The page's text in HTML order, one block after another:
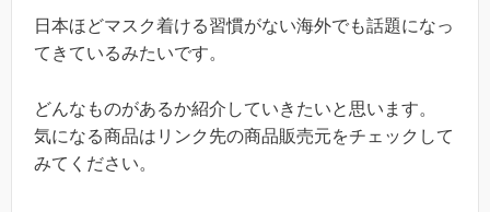
日本ほどマスク着ける習慣がない海外でも話題になっ
てきているみたいです。
どんなものがあるか紹介していきたいと思います。
気になる商品はリンク先の商品販売元をチェックして
みてください。